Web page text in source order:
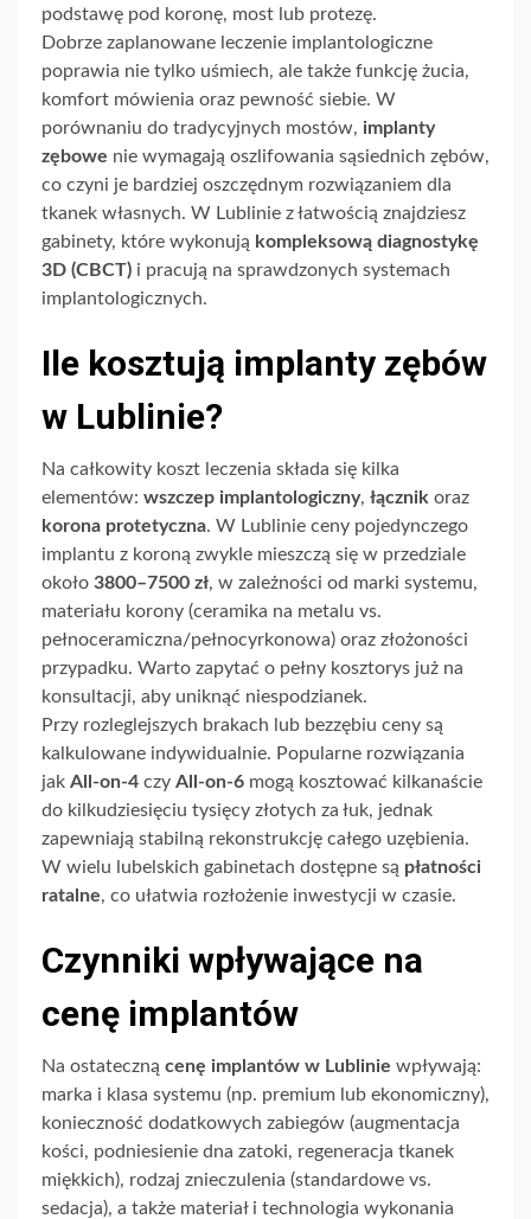
podstawę pod koronę, most lub protezę.
Dobrze zaplanowane leczenie implantologiczne
poprawia nie tylko uśmiech, ale także funkcję żucia,
komfort mówienia oraz pewność siebie. W
porównaniu do tradycyjnych mostów, implanty
zębowe nie wymagają oszlifowania sąsiednich zębów,
co czyni je bardziej oszczędnym rozwiązaniem dla
tkanek własnych. W Lublinie z łatwością znajdziesz
gabinety, które wykonują kompleksową diagnostykę
3D (CBCT) i pracują na sprawdzonych systemach
implantologicznych.
Ile kosztują implanty zębów
w Lublinie?
Na całkowity koszt leczenia składa się kilka
elementów: wszczep implantologiczny, łącznik oraz
korona protetyczna. W Lublinie ceny pojedynczego
implantu z koroną zwykle mieszczą się w przedziale
około 3800–7500 zł, w zależności od marki systemu,
materiału korony (ceramika na metalu vs.
pełnoceramiczna/pełnocyrkonowa) oraz złożoności
przypadku. Warto zapytać o pełny kosztorys już na
konsultacji, aby uniknąć niespodzianek.
Przy rozleglejszych brakach lub bezzębiu ceny są
kalkulowane indywidualnie. Popularne rozwiązania
jak All-on-4 czy All-on-6 mogą kosztować kilkanaście
do kilkudziesięciu tysięcy złotych za łuk, jednak
zapewniają stabilną rekonstrukcję całego uzębienia.
W wielu lubelskich gabinetach dostępne są płatności
ratalne, co ułatwia rozłożenie inwestycji w czasie.
Czynniki wpływające na
cenę implantów
Na ostateczną cenę implantów w Lublinie wpływają:
marka i klasa systemu (np. premium lub ekonomiczny),
konieczność dodatkowych zabiegów (augmentacja
kości, podniesienie dna zatoki, regeneracja tkanek
miękkich), rodzaj znieczulenia (standardowe vs.
sedacja), a także materiał i technologia wykonania